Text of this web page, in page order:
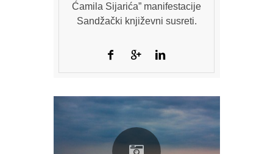
Ćamila Sijarića” manifestacije
Sandžački književni susreti.